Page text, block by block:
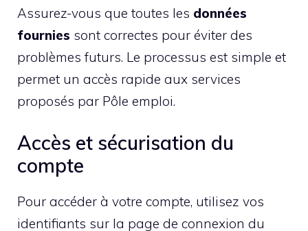
Assurez-vous que toutes les données
fournies sont correctes pour éviter des
problèmes futurs. Le processus est simple et
permet un accès rapide aux services
proposés par Pôle emploi.
Accès et sécurisation du
compte
Pour accéder à votre compte, utilisez vos
identifiants sur la page de connexion du